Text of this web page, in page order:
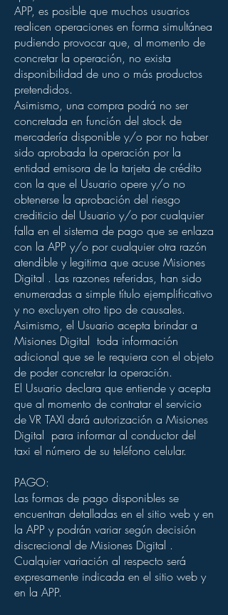
APP, es posible que muchos usuarios
realicen operaciones en forma simultánea
pudiendo provocar que, al momento de
concretar la operación, no exista
disponibilidad de uno o más productos
pretendidos.
Asimismo, una compra podrá no ser
concretada en función del stock de
mercadería disponible y/o por no haber
sido aprobada la operación por la
entidad emisora de la tarjeta de crédito
con la que el Usuario opere y/o no
obtenerse la aprobación del riesgo
crediticio del Usuario y/o por cualquier
falla en el sistema de pago que se enlaza
con la APP y/o por cualquier otra razón
atendible y legitima que acuse Misiones
Digital . Las razones referidas, han sido
enumeradas a simple título ejemplificativo
y no excluyen otro tipo de causales.
Asimismo, el Usuario acepta brindar a
Misiones Digital toda información
adicional que se le requiera con el objeto
de poder concretar la operación.
El Usuario declara que entiende y acepta
que al momento de contratar el servicio
de VR TAXI dará autorización a Misiones
Digital para informar al conductor del
taxi el número de su teléfono celular.
PAGO:
Las formas de pago disponibles se
encuentran detalladas en el sitio web y en
la APP y podrán variar según decisión
discrecional de Misiones Digital .
Cualquier variación al respecto será
expresamente indicada en el sitio web y
en la APP.